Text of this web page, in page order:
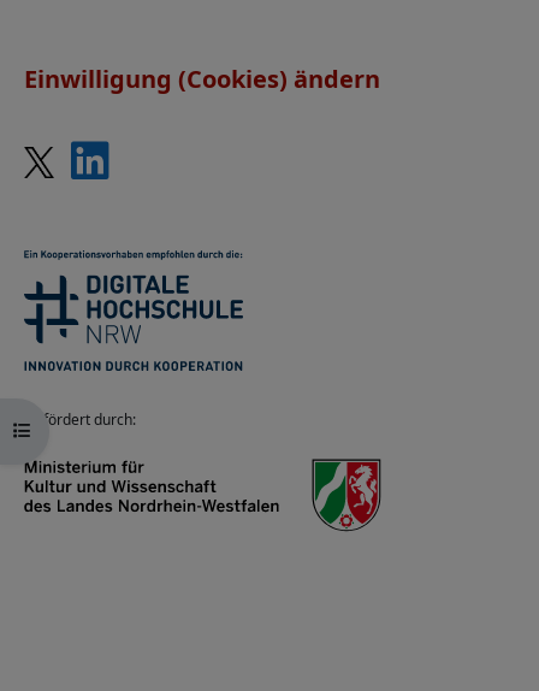
Kursindex öffnen
Einwilligung (Cookies) ändern
Gefördert durch: